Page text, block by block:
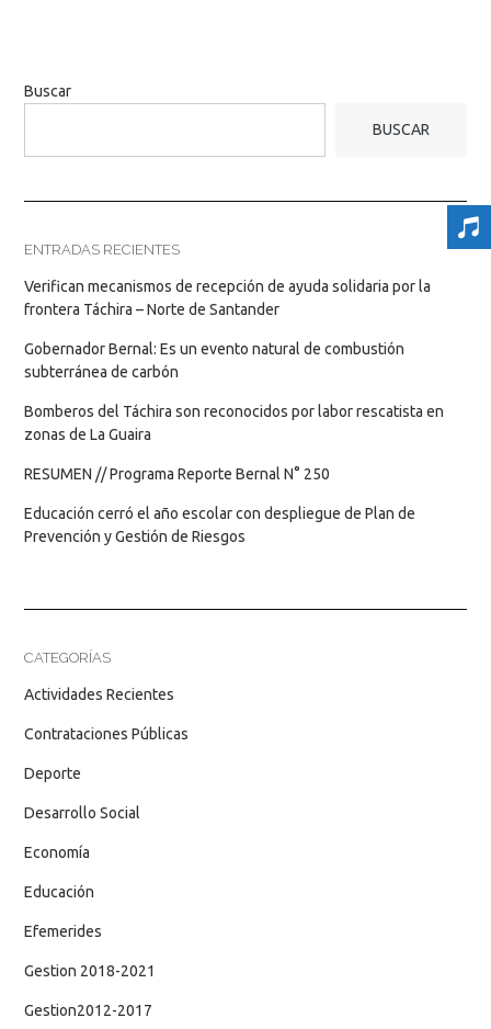
Buscar
BUSCAR
ENTRADAS RECIENTES
Verifican mecanismos de recepción de ayuda solidaria por la
frontera Táchira – Norte de Santander
Gobernador Bernal: Es un evento natural de combustión
subterránea de carbón
Bomberos del Táchira son reconocidos por labor rescatista en
zonas de La Guaira
RESUMEN // Programa Reporte Bernal N° 250
Educación cerró el año escolar con despliegue de Plan de
Prevención y Gestión de Riesgos
CATEGORÍAS
Actividades Recientes
Contrataciones Públicas
Deporte
Desarrollo Social
Economía
Educación
Efemerides
Gestion 2018-2021
Gestion2012-2017